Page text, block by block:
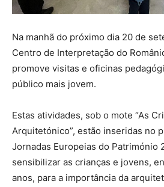
Na manhã do próximo dia 20 de
Centro de Interpretação do
promove visitas e oficinas
público mais jovem.
Estas atividades, sob o mote “As
Arquitetónico”, estão inseridas no
Jornadas Europeias do Património
sensibilizar as crianças e jovens,
anos, para a importância da